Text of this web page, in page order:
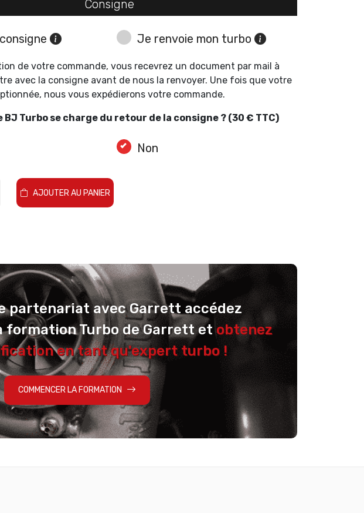
Consigne
Je renvoie mon turbo
de votre commande, vous recevrez un document par mail à
avec la consigne avant de nous la renvoyer. Une fois que votre
nous vous expédierons votre commande.
BJ Turbo se charge du retour de la consigne ? (30 € TTC)
Non
AJOUTER AU PANIER
partenariat avec Garrett accédez
formation Turbo de Garrett etobtenez
en tant qu'expert turbo !
COMMENCER LA FORMATION